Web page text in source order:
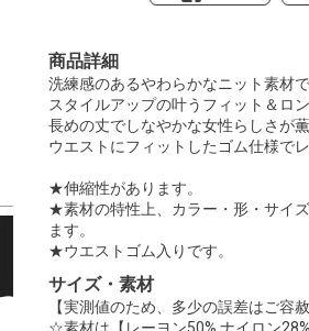
商品詳細
洗練感のあるやわらかなニット素材
スタイルアップの叶うフィット＆ロ
長めの丈でしなやかな女性らしさが薫
ウエストにフィットしたゴム仕様で
★伸縮性があります。
★素材の特性上、カラー・形・サイ
ます。
★ウエストゴム入りです。
サイズ・素材
【実測値のため、多少の誤差はご容赦